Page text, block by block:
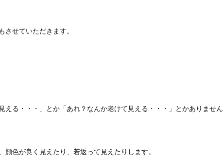
せていただきます。
える・・・」とか「あれ？なんか老けて見える・・・」とかありません
色が良く見えたり、若返って見えたりします。